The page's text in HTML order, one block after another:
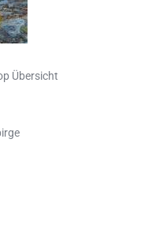
Übersicht